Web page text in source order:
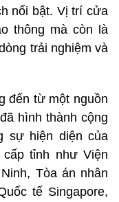
nổi bật. Vị trí cửa
thông mà còn là
trải nghiệm và
đến từ một nguồn
hình thành cộng
sự hiện diện của
tỉnh như Viện
Tòa án nhân
tế Singapore,